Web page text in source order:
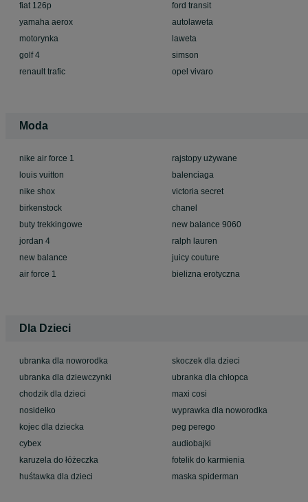
fiat 126p
yamaha aerox
motorynka
golf 4
renault trafic
ford transit
autolaweta
laweta
simson
opel vivaro
Moda
nike air force 1
louis vuitton
nike shox
birkenstock
buty trekkingowe
jordan 4
new balance
air force 1
rajstopy używane
balenciaga
victoria secret
chanel
new balance 9060
ralph lauren
juicy couture
bielizna erotyczna
Dla Dzieci
ubranka dla noworodka
ubranka dla dziewczynki
chodzik dla dzieci
nosidełko
kojec dla dziecka
cybex
karuzela do łóżeczka
huśtawka dla dzieci
skoczek dla dzieci
ubranka dla chłopca
maxi cosi
wyprawka dla noworodka
peg perego
audiobajki
fotelik do karmienia
maska spiderman